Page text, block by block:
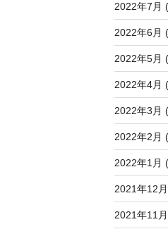
2022年7月
2022年6月
2022年5月
2022年4月
2022年3月
2022年2月
2022年1月
2021年12
2021年11